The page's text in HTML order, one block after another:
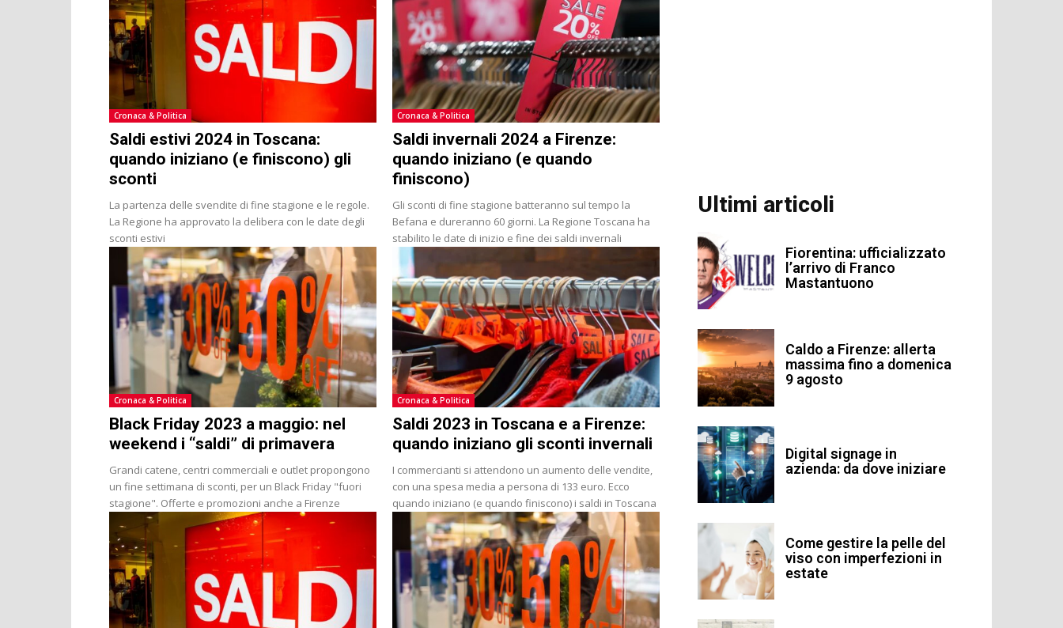
Cronaca & Politica
Saldi estivi 2024 in Toscana:
quando iniziano (e finiscono) gli
sconti
La partenza delle svendite di fine stagione e le regole.
La Regione ha approvato la delibera con le date degli
sconti estivi
Cronaca & Politica
Saldi invernali 2024 a Firenze:
quando iniziano (e quando
finiscono)
Gli sconti di fine stagione batteranno sul tempo la
Befana e dureranno 60 giorni. La Regione Toscana ha
stabilito le date di inizio e fine dei saldi invernali
Cronaca & Politica
Black Friday 2023 a maggio: nel
weekend i “saldi” di primavera
Grandi catene, centri commerciali e outlet propongono
un fine settimana di sconti, per un Black Friday "fuori
stagione". Offerte e promozioni anche a Firenze
Cronaca & Politica
Saldi 2023 in Toscana e a Firenze:
quando iniziano gli sconti invernali
I commercianti si attendono un aumento delle vendite,
con una spesa media a persona di 133 euro. Ecco
quando iniziano (e quando finiscono) i saldi in Toscana
Ultimi articoli
Fiorentina: ufficializzato
l’arrivo di Franco
Mastantuono
Caldo a Firenze: allerta
massima fino a domenica
9 agosto
Digital signage in
azienda: da dove iniziare
Come gestire la pelle del
viso con imperfezioni in
estate